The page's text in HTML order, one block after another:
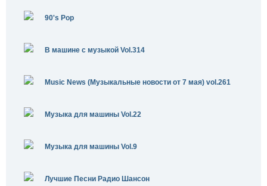
90's Pop
В машине с музыкой Vol.314
Music News (Музыкальные новости от 7 мая) vol.261
Музыка для машины Vol.22
Музыка для машины Vol.9
Лучшие Песни Радио Шансон